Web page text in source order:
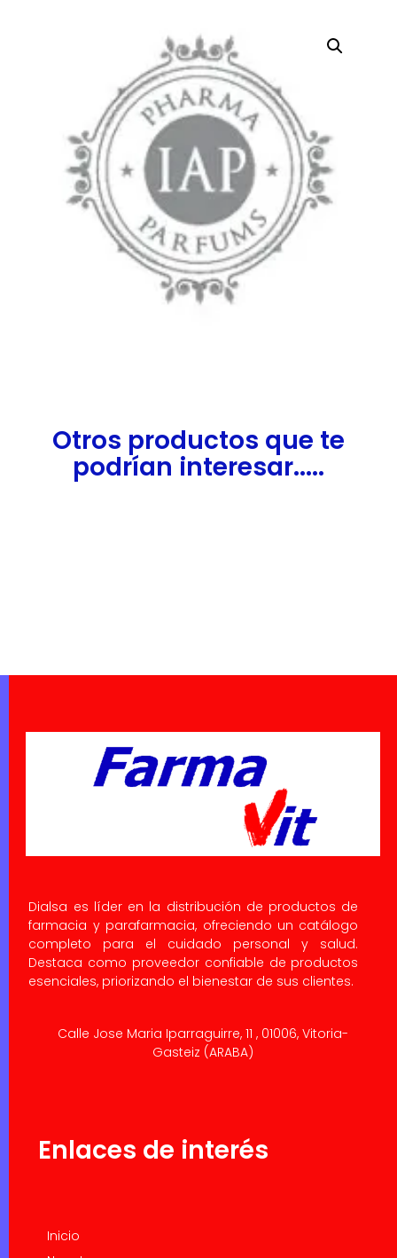
Otros productos que te
podrían interesar.....
Dialsa es líder en la distribución de productos de
farmacia y parafarmacia, ofreciendo un catálogo
completo para el cuidado personal y salud.
Destaca como proveedor confiable de productos
esenciales, priorizando el bienestar de sus clientes.
Calle Jose Maria Iparraguirre, 11 , 01006, Vitoria-
Gasteiz (ARABA)
Enlaces de interés
Inicio